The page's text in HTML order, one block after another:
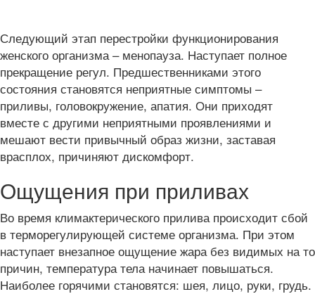
Следующий этап перестройки функционирования
женского организма – менопауза. Наступает полное
прекращение регул. Предшественниками этого
состояния становятся неприятные симптомы –
приливы, головокружение, апатия. Они приходят
вместе с другими неприятными проявлениями и
мешают вести привычный образ жизни, заставая
врасплох, причиняют дискомфорт.
Ощущения при приливах
Во время климактерического прилива происходит сбой
в терморегулирующей системе организма. При этом
наступает внезапное ощущение жара без видимых на то
причин, температура тела начинает повышаться.
Наиболее горячими становятся: шея, лицо, руки, грудь.